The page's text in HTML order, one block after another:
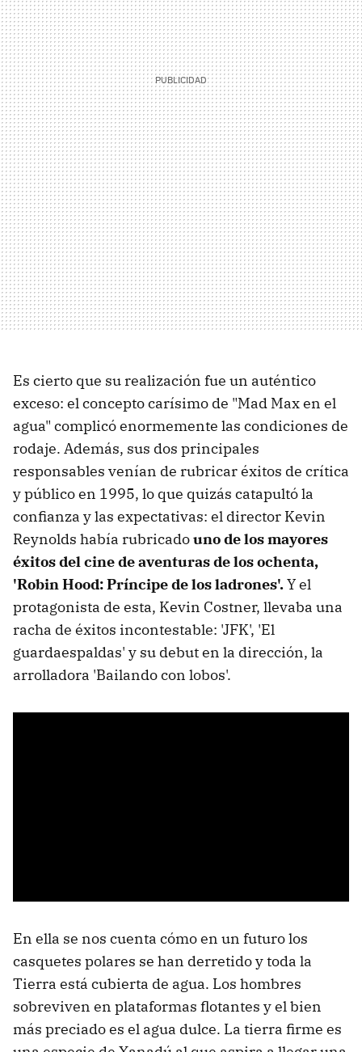
Es cierto que su realización fue un auténtico
exceso: el concepto carísimo de "Mad Max en el
agua" complicó enormemente las condiciones de
rodaje. Además, sus dos principales
responsables venían de rubricar éxitos de crítica
y público en 1995, lo que quizás catapultó la
confianza y las expectativas: el director Kevin
Reynolds había rubricadouno de los mayores
éxitos del cine de aventuras de los ochenta,
'Robin Hood: Príncipe de los ladrones'.Y el
protagonista de esta, Kevin Costner, llevaba una
racha de éxitos incontestable: 'JFK', 'El
guardaespaldas' y su debut en la dirección, la
arrolladora 'Bailando con lobos'.
En ella se nos cuenta cómo en un futuro los
casquetes polares se han derretido y toda la
Tierra está cubierta de agua. Los hombres
sobreviven en plataformas flotantes y el bien
más preciado es el agua dulce. La tierra firme es